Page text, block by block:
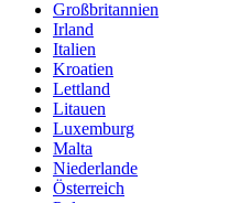
Großbritannien
Irland
Italien
Kroatien
Lettland
Litauen
Luxemburg
Malta
Niederlande
Österreich